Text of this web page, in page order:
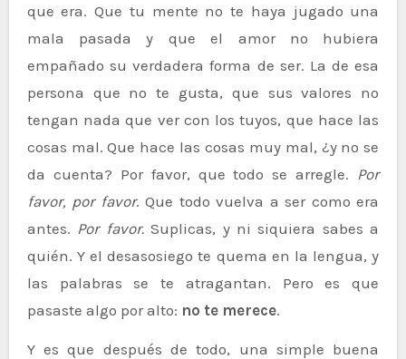
que era. Que tu mente no te haya jugado una
mala pasada y que el amor no hubiera
empañado su verdadera forma de ser. La de esa
persona que no te gusta, que sus valores no
tengan nada que ver con los tuyos, que hace las
cosas mal. Que hace las cosas muy mal, ¿y no se
da cuenta? Por favor, que todo se arregle. Por
favor, por favor. Que todo vuelva a ser como era
antes. Por favor.Suplicas, y ni siquiera sabes a
quién. Y el desasosiego te quema en la lengua, y
las palabras se te atragantan. Pero es que
pasaste algo por alto: no te merece.
Y es que después de todo, una simple buena